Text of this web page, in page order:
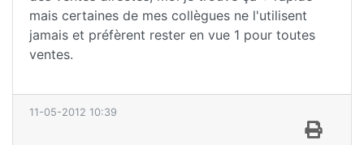
mais certaines de mes collègues ne l'utilisent
jamais et préfèrent rester en vue 1 pour toutes
ventes.
11-05-2012 10:39